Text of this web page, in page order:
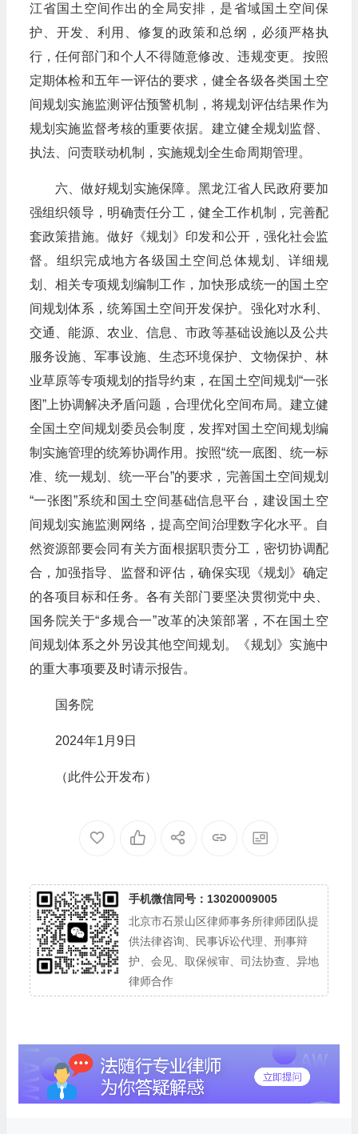
江省国土空间作出的全局安排，是省域国土空间保
护、开发、利用、修复的政策和总纲，必须严格执
行，任何部门和个人不得随意修改、违规变更。按照
定期体检和五年一评估的要求，健全各级各类国土空
间规划实施监测评估预警机制，将规划评估结果作为
规划实施监督考核的重要依据。建立健全规划监督、
执法、问责联动机制，实施规划全生命周期管理。
六、做好规划实施保障。黑龙江省人民政府要加
强组织领导，明确责任分工，健全工作机制，完善配
套政策措施。做好《规划》印发和公开，强化社会监
督。组织完成地方各级国土空间总体规划、详细规
划、相关专项规划编制工作，加快形成统一的国土空
间规划体系，统筹国土空间开发保护。强化对水利、
交通、能源、农业、信息、市政等基础设施以及公共
服务设施、军事设施、生态环境保护、文物保护、林
业草原等专项规划的指导约束，在国土空间规划“一张
图”上协调解决矛盾问题，合理优化空间布局。建立健
全国土空间规划委员会制度，发挥对国土空间规划编
制实施管理的统筹协调作用。按照“统一底图、统一标
准、统一规划、统一平台”的要求，完善国土空间规划
“一张图”系统和国土空间基础信息平台，建设国土空
间规划实施监测网络，提高空间治理数字化水平。自
然资源部要会同有关方面根据职责分工，密切协调配
合，加强指导、监督和评估，确保实现《规划》确定
的各项目标和任务。各有关部门要坚决贯彻党中央、
国务院关于“多规合一”改革的决策部署，不在国土空
间规划体系之外另设其他空间规划。《规划》实施中
的重大事项要及时请示报告。
国务院
2024年1月9日
（此件公开发布）
手机微信同号：13020009005
北京市石景山区律师事务所律师团队提
供法律咨询、民事诉讼代理、刑事辩
护、会见、取保候审、司法协查、异地
律师合作